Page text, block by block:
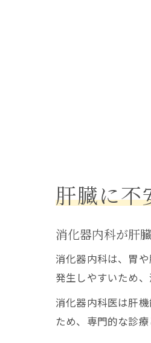
肝臓に不
消化器内科が肝
消化器内科は、胃
発生しやすいため
消化器内科医は肝
ため、専門的な診